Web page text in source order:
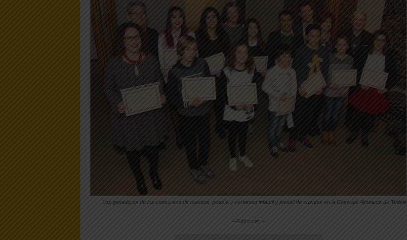
Los ganadores de los concursos de cuentos, poesía y certamen infantil y juvenil de cuentos en la Casa del Almirante de Tudela
-- Publicidad --